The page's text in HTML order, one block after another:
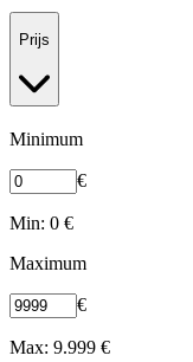
Prijs
Minimum
€
Min: 0 €
Maximum
€
Max: 9.999 €